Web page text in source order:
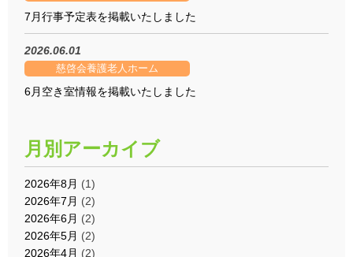
7月行事予定表を掲載いたしました
2026.06.01
慈啓会養護老人ホーム
6月空き室情報を掲載いたしました
月別アーカイブ
2026年8月 (1)
2026年7月 (2)
2026年6月 (2)
2026年5月 (2)
2026年4月 (2)